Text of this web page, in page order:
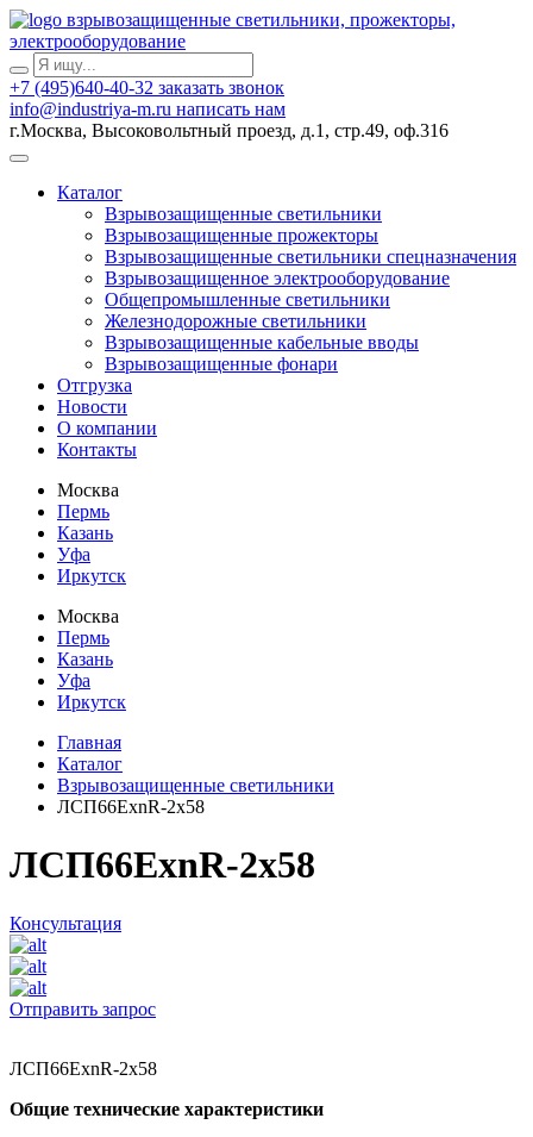
взрывозащищенные светильники, прожекторы,
электрооборудование
+7 (495)640-40-32 заказать звонок
info@industriya-m.ru написать нам
г.Москва, Высоковольтный проезд, д.1, стр.49, оф.316
Каталог
Взрывозащищенные светильники
Взрывозащищенные прожекторы
Взрывозащищенные светильники спецназначения
Взрывозащищенное электрооборудование
Общепромышленные светильники
Железнодорожные светильники
Взрывозащищенные кабельные вводы
Взрывозащищенные фонари
Отгрузка
Новости
О компании
Контакты
Москва
Пермь
Казань
Уфа
Иркутск
Москва
Пермь
Казань
Уфа
Иркутск
Главная
Каталог
Взрывозащищенные светильники
ЛСП66ЕхnR-2х58
ЛСП66ЕхnR-2х58
Консультация
Отправить запрос
ЛСП66ЕхnR-2х58
Общие технические характеристики